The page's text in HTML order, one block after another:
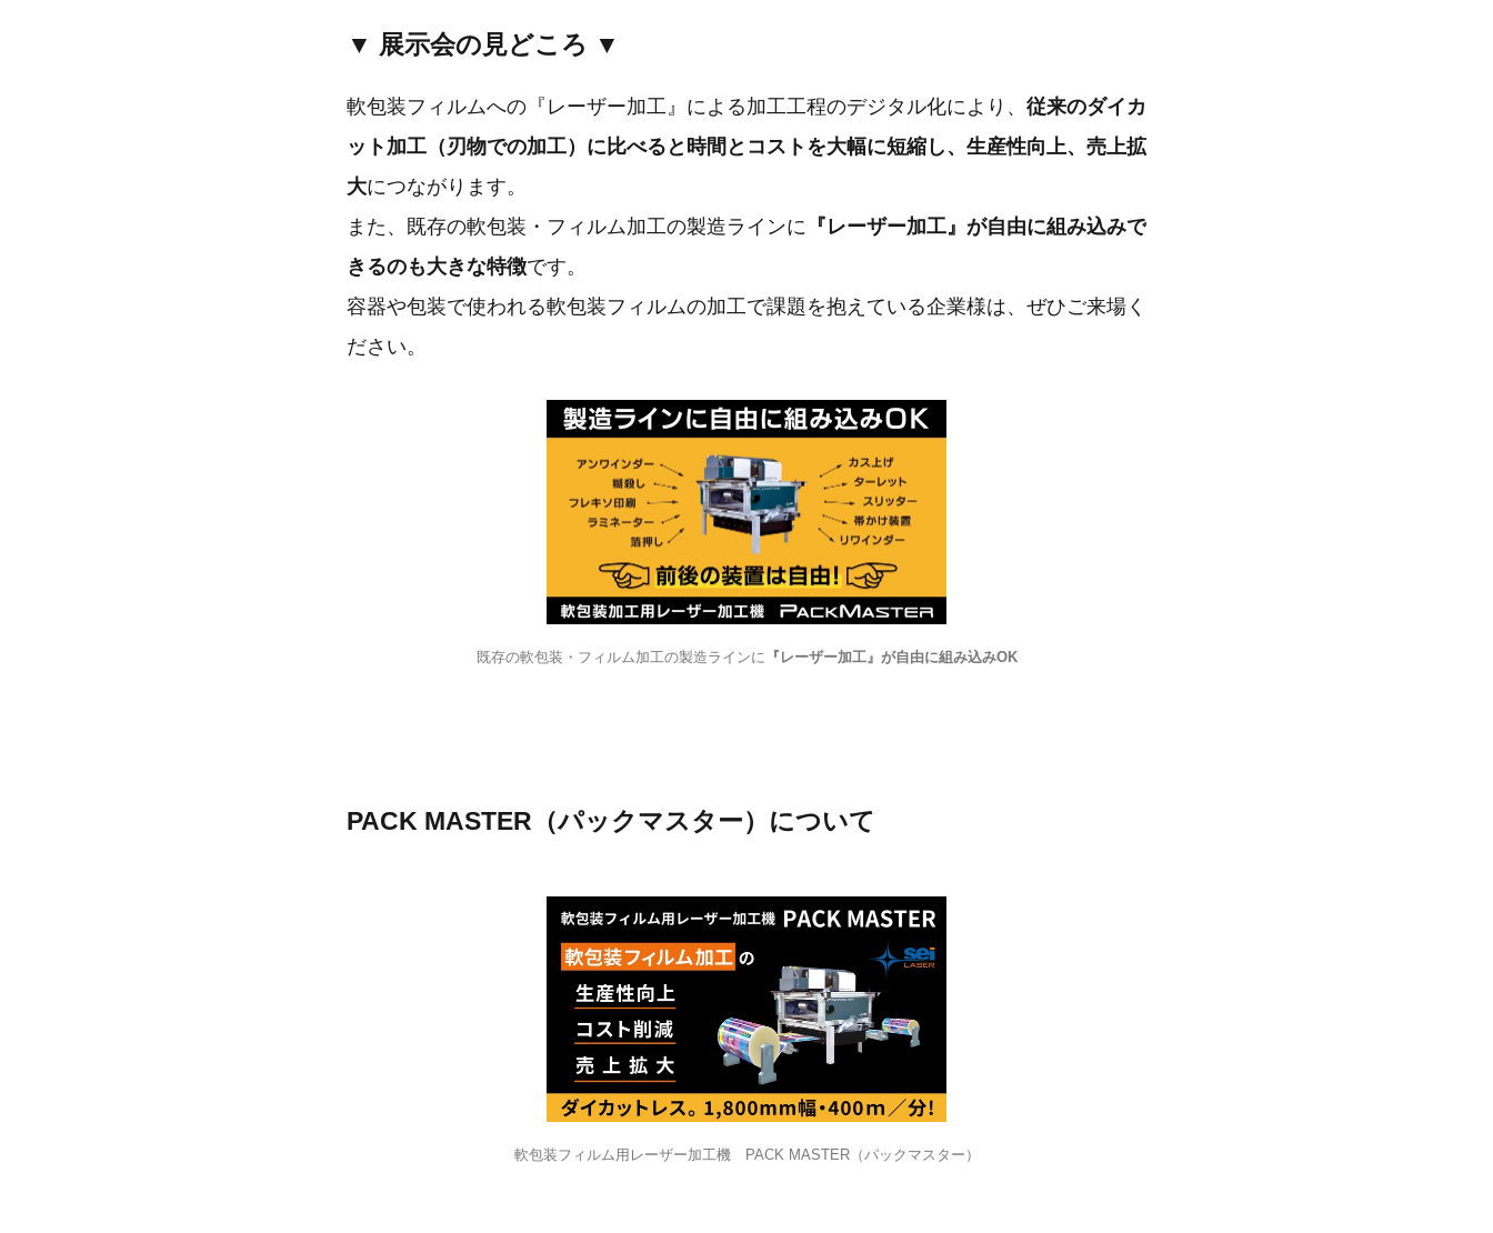
▼ 展示会の見どころ ▼
軟包装フィルムへの『レーザー加工』による加工工程のデジタル化により、 従来のダイカ
ット加工（刃物での加工）に比べると時間とコストを大幅に短縮し、生産性向上、売上拡
大につながります。
また、既存の軟包装・フィルム加工の製造ラインに 『レーザー加工』が自由に組み込みで
きるのも大きな特徴です。
容器や包装で使われる軟包装フィルムの加工で課題を抱えている企業様は、ぜひご来場く
ださい。
既存の軟包装・フィルム加工の製造ラインに 『レーザー加工』が自由に組み込みOK
PACK MASTER（パックマスター）について
軟包装フィルム用レーザー加工機 PACK MASTER（パックマスター）